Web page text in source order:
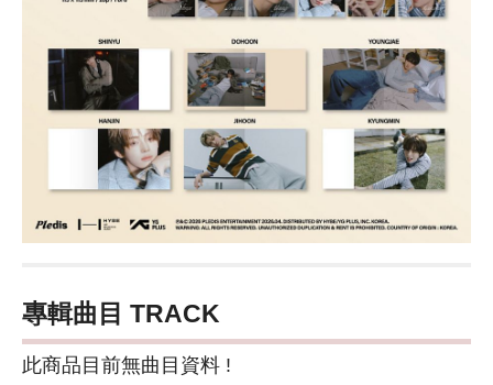
專輯曲目 TRACK
此商品目前無曲目資料 !